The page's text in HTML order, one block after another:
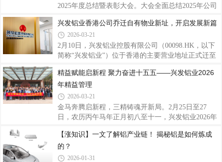
兴发铝业财务副总监、项目负责人刘权锋指出，随着
缓。本次项目将以“标准化、一体化、自动化、智能
化”为建设路径，打通ERP、司库、财务共享、设备系
统等多平台数据壁垒，统一主数据管理，全面
2025年度总结暨表彰大会。大会全面总结2025年公司
点任务，同时表彰在各项工作中表现突出的优秀个人
和先进团队，进一步凝聚奋斗力量，激励全体员工以
更加积极昂扬的姿态投身“十五五”开局新征程。会
上，公司总经理廖玉庆作了2025年度工作总结及2026
一年所取得的发展成就，深刻剖析了当前公司发展进
程中存在的短板与挑战，并对公司2026年的整体奋斗
目标进行了展望。廖玉庆指出，2025年是兴发铝
兴发铝业香港公司乔迁自有物业新址，开启发展新篇
2026-03-21
2月10日，兴发铝业控股有限公司（00098.HK，以下
简称“兴发铝业”）位于香港的主要营业地址正式迁至
公司自有物业，此举进一步夯实了公司在香港的业务
根基，提升了运营稳定性。据了解，新址所在的九龙
观塘区是香港重要的商务及科创产业聚集区，交通网
络发达，商业配套成熟，能为客户接待、商务合作及
品牌展示提供更优质的平台。作为在香港联合交易所
局业务。此次迁入自有物业，是公司优化运营资源的
重要举措，不仅彰显了公司稳健发展的实力，
精益赋能启新程 聚力奋进十五五——兴发铝业2026
年精益管理
2026-03-21
金马奔腾启新程，三精铸魂开新局。2月25日至27
日，农历丙午马年正月初八至十一，兴发铝业2026年
通过线上+线下的形式，覆盖参训人数共131人。公司
领导班子、各基地总经理、副总经理及生产、质量、
技术等关键岗位负责人齐聚一堂，其中线下80余人，
【涨知识】一文了解铝产业链！ 揭秘铝是如何炼成
的？
2026-01-31